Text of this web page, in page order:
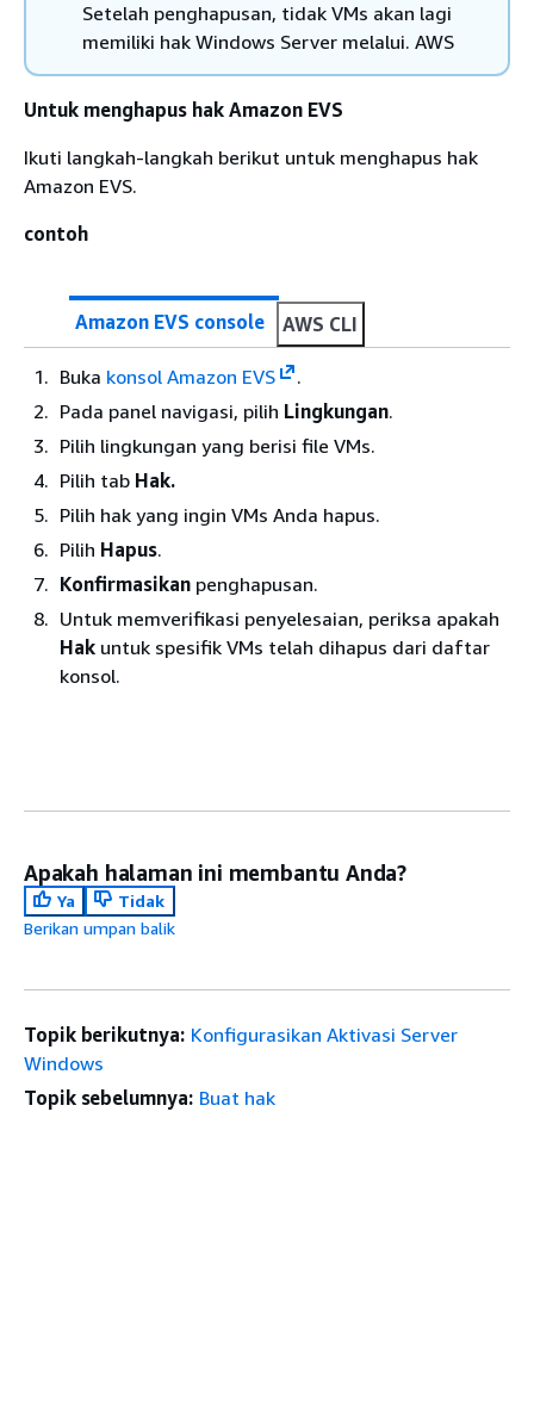
Setelah penghapusan, tidak VMs akan lagi
memiliki hak Windows Server melalui. AWS
Untuk menghapus hak Amazon EVS
Ikuti langkah-langkah berikut untuk menghapus hak
Amazon EVS.
contoh
Amazon EVS console AWS CLI
Buka konsol Amazon EVS
.
Pada panel navigasi, pilih Lingkungan.
Pilih lingkungan yang berisi file VMs.
Pilih tab Hak.
Pilih hak yang ingin VMs Anda hapus.
Pilih Hapus.
Konfirmasikan penghapusan.
Untuk memverifikasi penyelesaian, periksa apakah
Hak untuk spesifik VMs telah dihapus dari daftar
konsol.
Apakah halaman ini membantu Anda?
Ya
Tidak
Berikan umpan balik
Topik berikutnya: Konfigurasikan Aktivasi Server
Windows
Topik sebelumnya: Buat hak